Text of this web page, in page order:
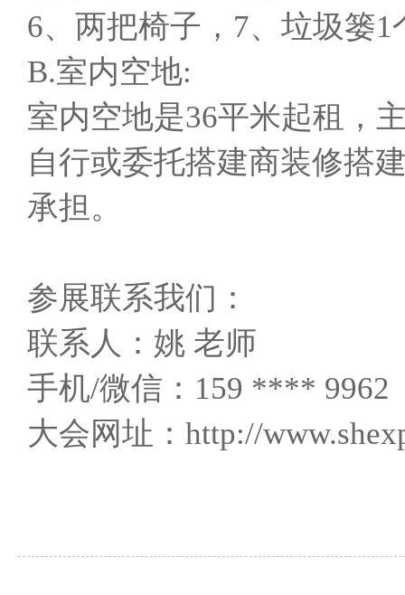
6、两把椅子，7、垃圾篓1
B.室内空地:
室内空地是36平米起租，
自行或委托搭建商装修搭
承担。
参展联系我们：
联系人：姚 老师
手机/微信：159 **** 9962
大会网址：http://